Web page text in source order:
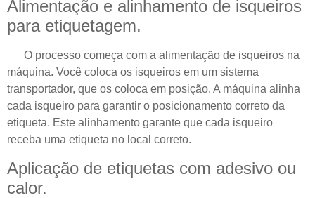
Alimentação e alinhamento de isqueiros
para etiquetagem.
O processo começa com a alimentação de isqueiros na
máquina. Você coloca os isqueiros em um sistema
transportador, que os coloca em posição. A máquina alinha
cada isqueiro para garantir o posicionamento correto da
etiqueta. Este alinhamento garante que cada isqueiro
receba uma etiqueta no local correto.
Aplicação de etiquetas com adesivo ou
calor.